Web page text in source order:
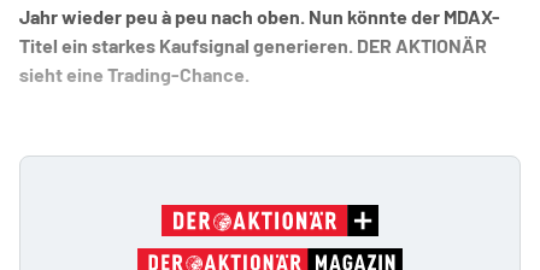
Jahr wieder peu à peu nach oben. Nun könnte der MDAX-
Titel ein starkes Kaufsignal generieren. DER AKTIONÄR
sieht eine Trading-Chance.